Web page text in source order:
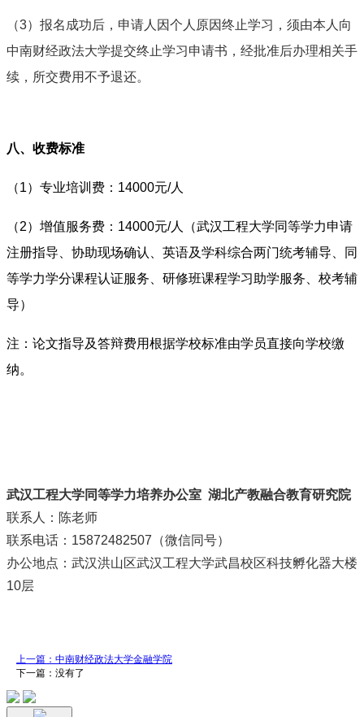
（3）报名成功后，申请人因个人原因终止学习，须由本人向
中南财经政法大学提交终止学习申请书，经批准后办理相关手
续，所交费用不予退还。
八、收费标准
（1）专业培训费：14000元/人
（2）增值服务费：14000元/人（武汉工程大学同等学力申请
注册指导、协助现场确认、英语及学科综合两门统考辅导、同
等学力学分课程认证服务、研修班课程学习助学服务、校考辅
导）
注：论文指导及答辩费用根据学校标准由学员直接向学校缴
纳。
武汉工程大学同等学力培养办公室 湖北产教融合教育研究院
联系人：陈老师
联系电话：15872482507（微信同号）
办公地点：武汉洪山区武汉工程大学武昌校区科技孵化器大楼
10层
上一篇：中南财经政法大学金融学院
下一篇：没有了